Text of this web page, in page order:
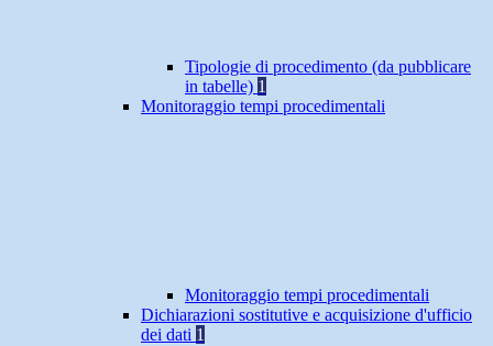
Tipologie di procedimento (da pubblicare
in tabelle) 1
Monitoraggio tempi procedimentali
Monitoraggio tempi procedimentali
Dichiarazioni sostitutive e acquisizione d'ufficio
dei dati 1